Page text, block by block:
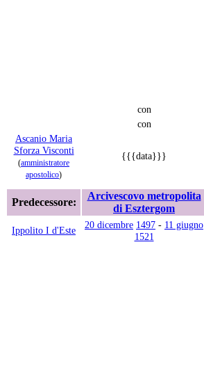
con
con
Ascanio Maria
Sforza Visconti
(amministratore
apostolico)
{{{data}}}
Predecessore:
Arcivescovo metropolita
di Esztergom
Ippolito I d'Este 20 dicembre 1497 - 11 giugno
1521